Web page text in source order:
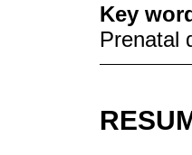
Key
Prenatal